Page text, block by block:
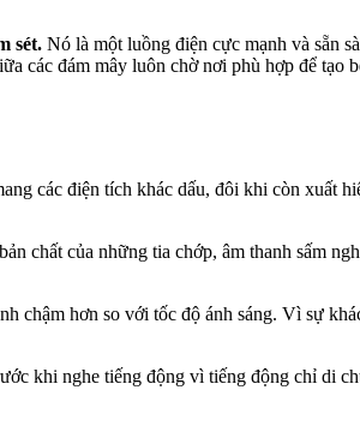
sét. Nó là một luồng điện cực mạnh và sẵn
các đám mây luôn chờ nơi phù hợp để tạo
các điện tích khác dấu, đôi khi còn xuất
chất của những tia chớp, âm thanh sấm
chậm hơn so với tốc độ ánh sáng. Vì sự
khi nghe tiếng động vì tiếng động chỉ di